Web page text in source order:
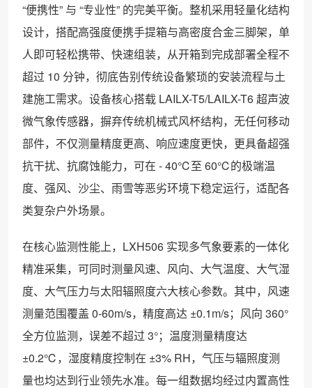
“便携性” 与 “专业性” 的完美平衡。整机采用轻量化结构
设计，搭配高强度便携手提箱与高密度合金三脚架，单
人即可轻松携带、快速组装，从开箱到完成部署全程不
超过 10 分钟，彻底告别传统设备繁琐的安装流程与土
建施工需求。设备核心搭载 LAILX-T5/LAILX-T6 超声波
微气象传感器，摒弃传统机械式风杯结构，无任何移动
部件，不仅测量精度更高、响应速度更快，更具备超强
抗干扰、抗腐蚀能力，可在 - 40℃至 60℃的极端温
度、强风、沙尘、雨雪等恶劣环境下稳定运行，适配各
类复杂户外场景。
在核心监测性能上，LXH506 实现多气象要素的一体化
精准采集，可同时测量风速、风向、大气温度、大气湿
度、大气压力与太阳辐照度六大核心参数。其中，风速
测量范围覆盖 0-60m/s，精度高达 ±0.1m/s；风向 360°
全方位监测，误差不超过 3°；温度测量精度达
±0.2℃，湿度精度控制在 ±3% RH，气压与辐照度测
量也均达到行业领先水准。每一组数据均经过内置高性